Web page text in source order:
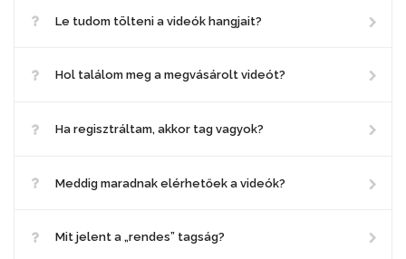
Le tudom tölteni a videók hangjait?
Hol találom meg a megvásárolt videót?
Ha regisztráltam, akkor tag vagyok?
Meddig maradnak elérhetőek a videók?
Mit jelent a „rendes” tagság?